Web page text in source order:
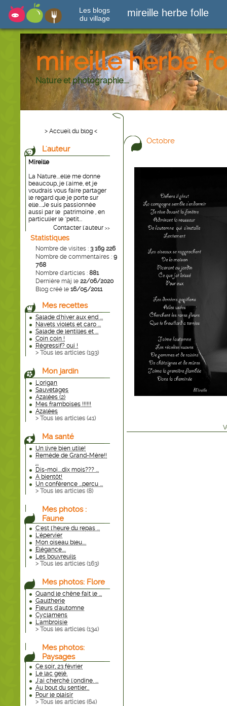
Les blogs
du village
mireille herbe folle
mireille herbe
Nature et photographie....
> Accueil du blog <
L'auteur
Mireille
La Nature....elle me donne
beaucoup, je l'aime, et je
voudrais vous faire partager
le regard que je porte sur
elle....Je suis passionnée
aussi par le patrimoine , en
particulier le "petit...
Contacter l'auteur >>
Statistiques
Nombre de visites : 3 169 226
Nombre de commentaires : 9
768
Nombre d'articles : 881
Dernière màj le 22/06/2020
Blog créé le 16/05/2011
Mes recettes
Salade d'hiver aux end ...
Navets violets et caro ...
Salade de lentilles et ...
Coin coin !
Régressif? oui !
> Tous les articles (193)
Mon jardin
L'origan
Sauvetages
Azalées (2)
Mes framboises !!!!!!
Azalées
> Tous les articles (41)
Ma santé
Un livre bien utile!
Remède de Grand-Mère!!
...
Dis-moi....dix mois??? ...
A bientôt!
Un conférence ...percu ...
> Tous les articles (8)
Mes photos :
Faune
C'est l'heure du repas ...
L'épervier
Mon oiseau bleu....
Elégance....
Les bouvreuils
> Tous les articles (163)
Mes photos: Flore
Quand le chêne fait le ...
Gaultherie
Fleurs d'automne
Cyclamens
L'ambroisie
> Tous les articles (134)
Mes photos:
Paysages
Ce soir, 23 février
Le lac gelé.
J'ai cherché l'ondine. ...
Au bout du sentier...
Pour le plaisir
> Tous les articles (64)
Octobre